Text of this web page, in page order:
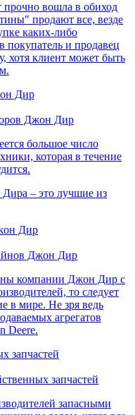
прочно вошла в обиход
продают все, везде
каких-либо
покупатель и продавец
хотя клиент может быть
Дир
большое число
которая в течение
– это лучшие из
Дир
компании Джон Дир с
то следует
в мире. Не зря ведь
агрегатов
Deere.
запчастей
запасными